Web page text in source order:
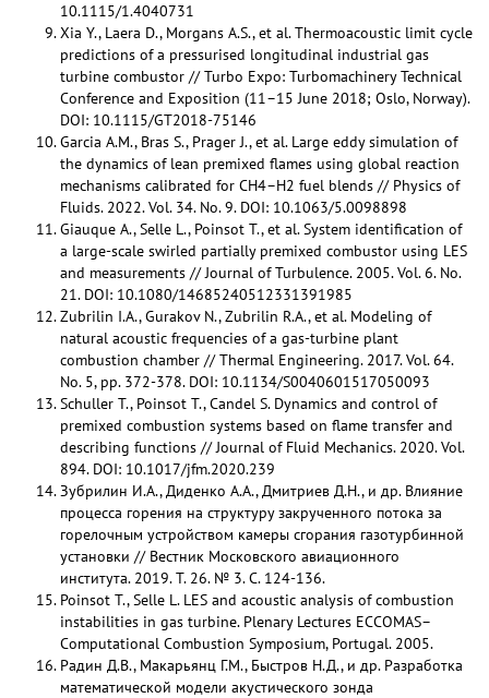
10.1115/1.4040731
Xia Y., Laera D., Morgans A.S., et al. Thermoacoustic limit cycle
predictions of a pressurised longitudinal industrial gas
turbine combustor // Turbo Expo: Turbomachinery Technical
Conference and Exposition (11–15 June 2018; Oslo, Norway).
DOI: 10.1115/GT2018-75146
Garcia A.M., Bras S., Prager J., et al. Large eddy simulation of
the dynamics of lean premixed flames using global reaction
mechanisms calibrated for CH4–H2 fuel blends // Physics of
Fluids. 2022. Vol. 34. No. 9. DOI: 10.1063/5.0098898
Giauque A., Selle L., Poinsot T., et al. System identification of
a large-scale swirled partially premixed combustor using LES
and measurements // Journal of Turbulence. 2005. Vol. 6. No.
21. DOI: 10.1080/14685240512331391985
Zubrilin I.A., Gurakov N., Zubrilin R.A., et al. Modeling of
natural acoustic frequencies of a gas-turbine plant
combustion chamber // Thermal Engineering. 2017. Vol. 64.
No. 5, pp. 372-378. DOI: 10.1134/S0040601517050093
Schuller T., Poinsot T., Candel S. Dynamics and control of
premixed combustion systems based on flame transfer and
describing functions // Journal of Fluid Mechanics. 2020. Vol.
894. DOI: 10.1017/jfm.2020.239
Зубрилин И.А., Диденко А.А., Дмитриев Д.Н., и др. Влияние
процесса горения на структуру закрученного потока за
горелочным устройством камеры сгорания газотурбинной
установки // Вестник Московского авиационного
института. 2019. Т. 26. № 3. С. 124-136.
Poinsot T., Selle L. LES and acoustic analysis of combustion
instabilities in gas turbine. Plenary Lectures ECCOMAS–
Computational Combustion Symposium, Portugal. 2005.
Радин Д.В., Макарьянц Г.М., Быстров Н.Д., и др. Разработка
математической модели акустического зонда